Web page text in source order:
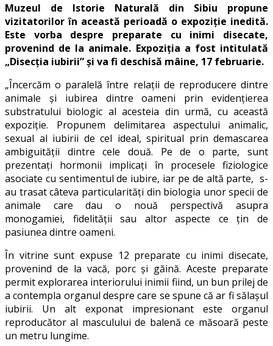
Muzeul de Istorie Naturală din Sibiu propune
vizitatorilor în această perioadă o expoziție inedită.
Este vorba despre preparate cu inimi disecate,
provenind de la animale. Expoziția a fost intitulată
„Disecția iubirii” și va fi deschisă mâine, 17 februarie.
„Încercăm o paralelă între relaţii de reproducere dintre
animale şi iubirea dintre oameni prin evidenţierea
substratului biologic al acesteia din urmă, cu această
expoziție. Propunem delimitarea aspectului animalic,
sexual al iubirii de cel ideal, spiritual prin demascarea
ambiguităţii dintre cele două. Pe de o parte, sunt
prezentați hormonii implicați în procesele fiziologice
asociate cu sentimentul de iubire, iar pe de altă parte, s-
au trasat câteva particularități din biologia unor specii de
animale care dau o nouă perspectivă asupra
monogamiei, fidelității sau altor aspecte ce țin de
pasiunea dintre oameni.
În vitrine sunt expuse 12 preparate cu inimi disecate,
provenind de la vacă, porc și găină. Aceste preparate
permit explorarea interiorului inimii fiind, un bun prilej de
a contempla organul despre care se spune că ar fi sălașul
iubirii. Un alt exponat impresionant este organul
reproducător al masculului de balenă ce măsoară peste
un metru lungime.